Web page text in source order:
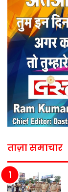
ताज़ा समाचार